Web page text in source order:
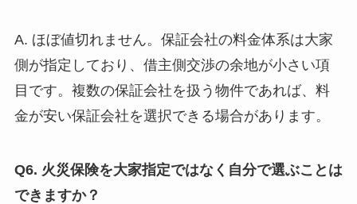
A. ほぼ値切れません。保証会社の料金体系は大家
側が指定しており、借主側交渉の余地が小さい項
目です。複数の保証会社を扱う物件であれば、料
金が安い保証会社を選択できる場合があります。
Q6. 火災保険を大家指定ではなく自分で選ぶことは
できますか？